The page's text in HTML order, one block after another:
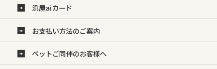
浜屋aiカード
お支払い方法のご案内
ペットご同伴のお客様へ